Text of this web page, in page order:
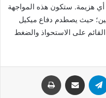
أي هزيمة. ستكون هذه المواجهة
حيث يصطدم دفاع ميكيل
على الاستحواذ والضغط
تيلقرام مشاركة عبر البريد